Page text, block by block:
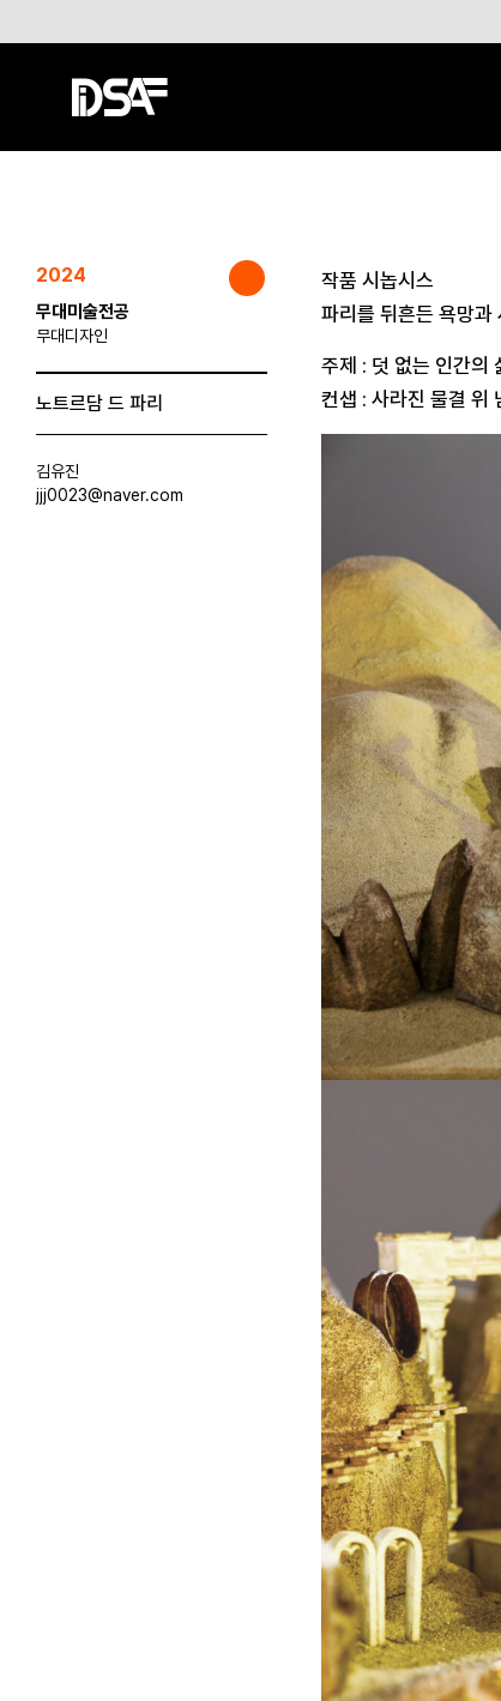
2024
무대미술전공
무대디자인
노트르담 드 파리
김유진
jjj0023@naver.com
작품 시놉시스
파리를 뒤흔든 욕망과
주제 : 덧 없는 인간의
컨샙 : 사라진 물결 위